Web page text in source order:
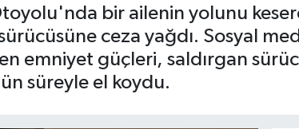
bir ailenin yolunu
ceza yağdı. Sosyal
emniyet güçleri, saldırgan
süreyle el koydu.